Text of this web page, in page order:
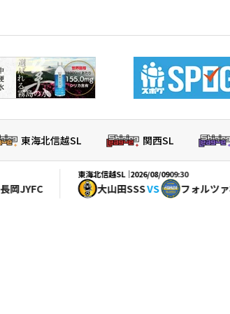
東海北信越SL 関西SL
東海北信越SL｜2026/08/09 09:30
大山田SSSVS フォルツァ松本FC